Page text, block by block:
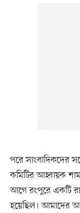
পরে সাংবাদিকদের
কমিটির আহ্বায়ক
আগে রংপুরে একটি
হয়েছিল। আমাদের